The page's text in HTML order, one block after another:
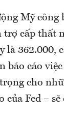
Mỹ công
trợ cấp thất
là 362.000,
báo cáo
cho
Fed – sẽ